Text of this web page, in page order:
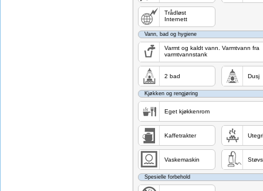
Trådløst
Internett
Vann, bad og hygiene
Varmt og kaldt vann. Varmtvann fra
varmtvannstank
2 bad Dusj
Kjøkken og rengjøring
Eget kjøkkenrom
Kaffetrakter
Vaskemaskin
Spesielle forbehold